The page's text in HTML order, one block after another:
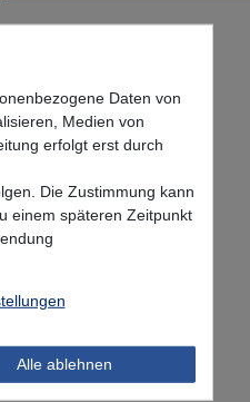
Daten von
Medien von
erfolgt erst durch
Die Zustimmung kann
einem späteren Zeitpunkt
Alle ablehnen